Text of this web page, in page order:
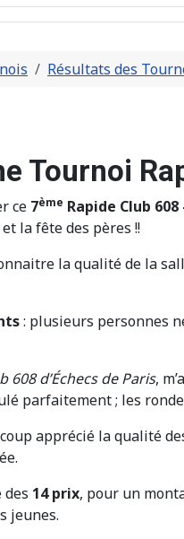
Résultats des
Tournoi
ce 7ème Rapide Club 608
la fête des pères !!
la qualité de la
: plusieurs personnes
608 d’Échecs de Paris,
parfaitement ; les
apprécié la qualité
des 14 prix, pour un
jeunes.